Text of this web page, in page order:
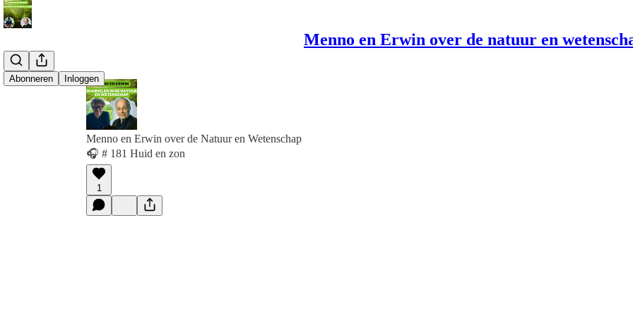
Menno en Erwin over de natuur en
Abonneren Inloggen
Menno en Erwin over de Natuur en Wetenschap
🎧 # 181 Huid en zon
1